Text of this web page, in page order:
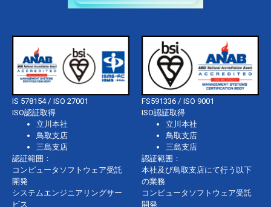
IS 578154 / ISO 27001
ISO認証取得
立川本社
鳥取支店
三島支店
認証範囲：
コンピュータソフトウェア受託
開発
システムエンジニアリングサー
ビス
FS591336 / ISO 9001
ISO認証取得
立川本社
鳥取支店
三島支店
認証範囲：
本社及び鳥取支店にて行う以下
の業務
コンピュータソフトウェア受託
開発